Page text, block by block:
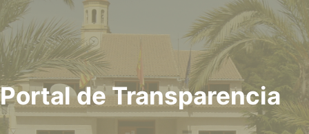
Portal de Transparencia